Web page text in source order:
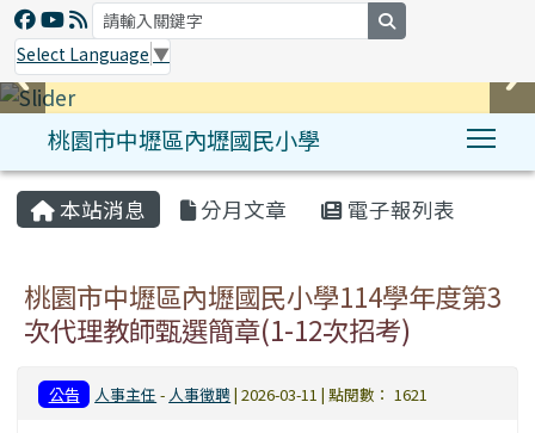
Select Language ▼
桃園市中壢區內壢國民小學
:::
本站消息 分月文章 電子報列表
桃園市中壢區內壢國民小學114學年度第3
次代理教師甄選簡章(1-12次招考)
公告 人事主任 - 人事徵聘| 2026-03-11 | 點閱數： 1621